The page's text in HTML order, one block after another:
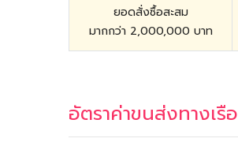
ยอดสั่งซื้อสะสม
มากกว่า 2,000,000 บาท
อัตราค่าขนส่งทางเรือ